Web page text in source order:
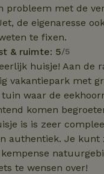
probleem met de
de eigenaresse
te fixen.
& ruimte: 5/5
huisje! Aan de
vakantiepark met
waar de
komen
is is zeer
authentiek. Je kunt
te wensen over!